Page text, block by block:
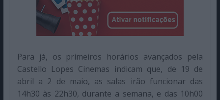
Para já, os primeiros horários avançados pela
Castello Lopes Cinemas indicam que, de 19 de
abril a 2 de maio, as salas irão funcionar das
14h30 às 22h30, durante a semana, e das 10h00